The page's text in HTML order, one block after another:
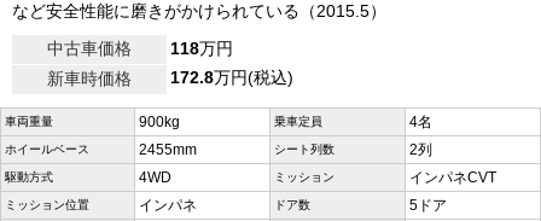
など安全性能に磨きがかけられている（2015.5）
中古車価格
118万円
新車時価格
172.8万円(税込)
車両重量 900kg 乗車定員 4名
ホイールベース 2455mm シート列数 2列
駆動方式 4WD ミッション インパネCVT
ミッション位置 インパネ ドア数 5ドア